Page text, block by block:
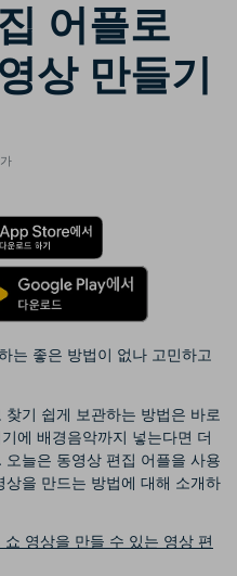
어플로
상 만들기
는 좋은 방법이 없나 고민하고
기 쉽게 보관하는 방법은 바로
에 배경음악까지 넣는다면 더
늘은 동영상 편집 어플을 사용
을 만드는 방법에 대해 소개하
영상을 만들 수 있는 영상 편